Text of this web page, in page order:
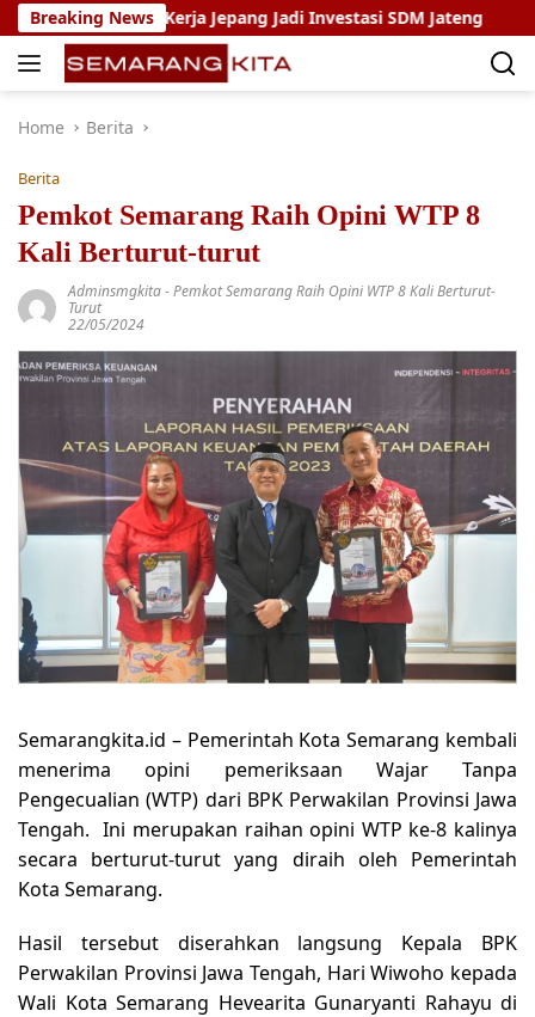
Skip
to
content
Breaking News
Kerja Jepang Jadi Investasi SDM Jateng Setya
Home Berita
Berita
Pemkot Semarang Raih Opini WTP 8
Kali Berturut-turut
Adminsmgkita-Pemkot Semarang Raih Opini WTP 8 Kali Berturut-
Turut
22/05/2024
Semarangkita.id –Pemerintah Kota Semarang kembali
menerima opini pemeriksaan Wajar Tanpa
Pengecualian (WTP) dari BPK Perwakilan Provinsi Jawa
Tengah. Ini merupakan raihan opini WTP ke-8 kalinya
secara berturut-turut yang diraih oleh Pemerintah
Kota Semarang.
Hasil tersebut diserahkan langsung Kepala BPK
Perwakilan Provinsi Jawa Tengah, Hari Wiwoho kepada
Wali Kota Semarang Hevearita Gunaryanti Rahayu di